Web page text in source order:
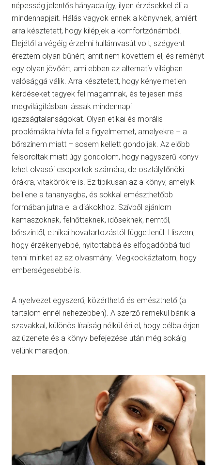
népesség jelentős hányada így, ilyen érzésekkel éli a
mindennapjait. Hálás vagyok ennek a könyvnek, amiért
arra késztetett, hogy kilépjek a komfortzónámból.
Elejétől a végéig érzelmi hullámvasút volt, szégyent
éreztem olyan bűnért, amit nem követtem el, és reményt
egy olyan jövőért, ami ebben az alternatív világban
valósággá válik. Arra késztetett, hogy kényelmetlen
kérdéseket tegyek fel magamnak, és teljesen más
megvilágításban lássak mindennapi
igazságtalanságokat. Olyan etikai és morális
problémákra hívta fel a figyelmemet, amelyekre – a
bőrszínem miatt – sosem kellett gondoljak. Az előbb
felsoroltak miatt úgy gondolom, hogy nagyszerű könyv
lehet olvasói csoportok számára, de osztályfőnöki
órákra, vitakörökre is. Ez tipikusan az a könyv, amelyik
beillene a tananyagba, és sokkal emészthetőbb
formában jutna el a diákokhoz. Szívből ajánlom
kamaszoknak, felnőtteknek, időseknek, nemtől,
bőrszíntől, etnikai hovatartozástól függetlenül. Hiszem,
hogy érzékenyebbé, nyitottabbá és elfogadóbbá tud
tenni minket ez az olvasmány. Megkockáztatom, hogy
emberségesebbé is.
A nyelvezet egyszerű, közérthető és emészthető (a
tartalom ennél nehezebben). A szerző remekül bánik a
szavakkal, különös líraiság nélkül éri el, hogy célba érjen
az üzenete és a könyv befejezése után még sokáig
velünk maradjon.